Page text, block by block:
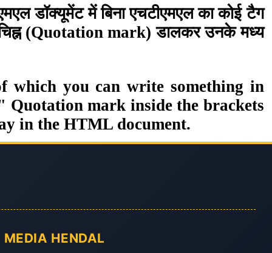
डॉक्यूमेंट में बिना एचटीएमएल का कोई टैग
(Quotation mark) डालकर उनके मध्य
which you can write something in
mark inside the brackets
in the HTML document.
HENDAL